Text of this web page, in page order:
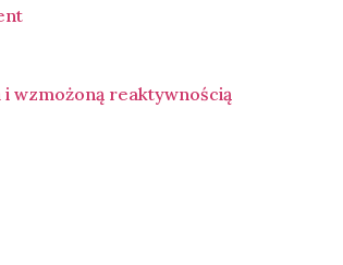
wzmożoną reaktywnością